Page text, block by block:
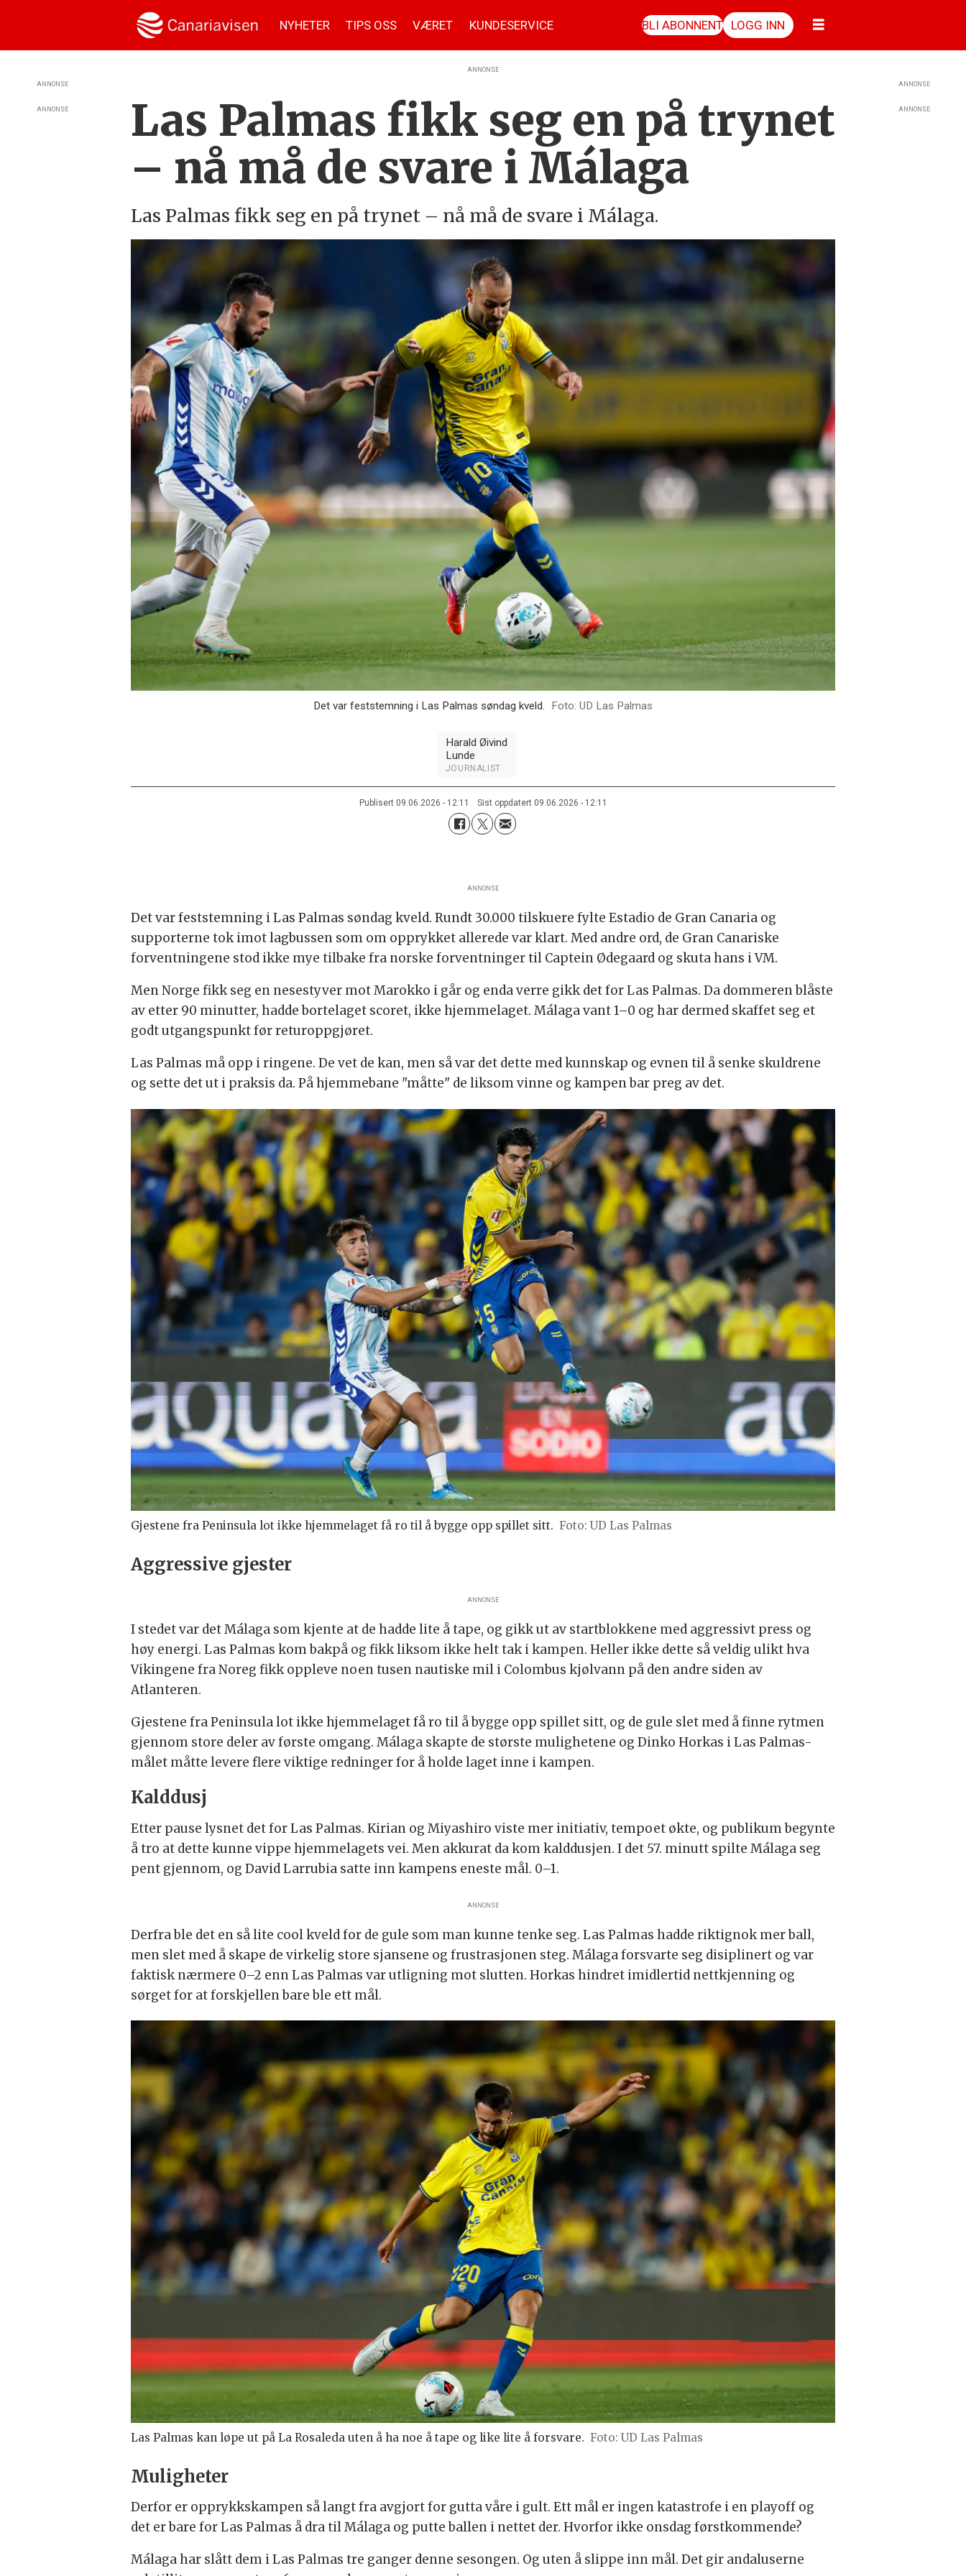
NYHETER TIPS OSS VÆRET KUNDESERVICE BLI ABONNENT LOGG INN
ANNONSE
Las Palmas fikk seg en på trynet
– nå må de svare i Málaga
Las Palmas fikk seg en på trynet – nå må de svare i Málaga.
Det var feststemning i Las Palmas søndag kveld. UD Las Palmas
Harald Øivind
Lunde
JOURNALIST
Publisert 09.06.2026 - 12:11 Sist oppdatert 09.06.2026 - 12:11
ANNONSE
Det var feststemning i Las Palmas søndag kveld. Rundt 30.000 tilskuere fylte Estadio de Gran Canaria og
supporterne tok imot lagbussen som om opprykket allerede var klart. Med andre ord, de Gran Canariske
forventningene stod ikke mye tilbake fra norske forventninger til Captein Ødegaard og skuta hans i VM.
Men Norge fikk seg en nesestyver mot Marokko i går og enda verre gikk det for Las Palmas. Da dommeren blåste
av etter 90 minutter, hadde bortelaget scoret, ikke hjemmelaget. Málaga vant 1–0 og har dermed skaffet seg et
godt utgangspunkt før returoppgjøret.
Las Palmas må opp i ringene. De vet de kan, men så var det dette med kunnskap og evnen til å senke skuldrene
og sette det ut i praksis da. På hjemmebane "måtte" de liksom vinne og kampen bar preg av det.
Gjestene fra Peninsula lot ikke hjemmelaget få ro til å bygge opp spillet sitt. UD Las Palmas
Aggressive gjester
ANNONSE
I stedet var det Málaga som kjente at de hadde lite å tape, og gikk ut av startblokkene med aggressivt press og
høy energi. Las Palmas kom bakpå og fikk liksom ikke helt tak i kampen. Heller ikke dette så veldig ulikt hva
Vikingene fra Noreg fikk oppleve noen tusen nautiske mil i Colombus kjølvann på den andre siden av
Atlanteren.
Gjestene fra Peninsula lot ikke hjemmelaget få ro til å bygge opp spillet sitt, og de gule slet med å finne rytmen
gjennom store deler av første omgang. Málaga skapte de største mulighetene og Dinko Horkas i Las Palmas-
målet måtte levere flere viktige redninger for å holde laget inne i kampen.
Kalddusj
Etter pause lysnet det for Las Palmas. Kirian og Miyashiro viste mer initiativ, tempoet økte, og publikum begynte
å tro at dette kunne vippe hjemmelagets vei. Men akkurat da kom kalddusjen. I det 57. minutt spilte Málaga seg
pent gjennom, og David Larrubia satte inn kampens eneste mål. 0–1.
ANNONSE
Derfra ble det en så lite cool kveld for de gule som man kunne tenke seg. Las Palmas hadde riktignok mer ball,
men slet med å skape de virkelig store sjansene og frustrasjonen steg. Málaga forsvarte seg disiplinert og var
faktisk nærmere 0–2 enn Las Palmas var utligning mot slutten. Horkas hindret imidlertid nettkjenning og
sørget for at forskjellen bare ble ett mål.
Las Palmas kan løpe ut på La Rosaleda uten å ha noe å tape og like lite å forsvare. UD Las Palmas
Muligheter
Derfor er opprykkskampen så langt fra avgjort for gutta våre i gult. Ett mål er ingen katastrofe i en playoff og
det er bare for Las Palmas å dra til Málaga og putte ballen i nettet der. Hvorfor ikke onsdag førstkommende?
Málaga har slått dem i Las Palmas tre ganger denne sesongen. Og uten å slippe inn mål. Det gir andaluserne
ANNONSE
ANNONSE
ANNONSE
ANNONSE